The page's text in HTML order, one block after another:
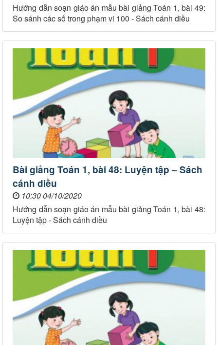
Hướng dẫn soạn giáo án mẫu bài giảng Toán 1, bài 49:
So sánh các số trong phạm vi 100 - Sách cánh diều
Bài giảng Toán 1, bài 48: Luyện tập – Sách
cánh diều
10:30 04/10/2020
Hướng dẫn soạn giáo án mẫu bài giảng Toán 1, bài 48:
Luyện tập - Sách cánh diều